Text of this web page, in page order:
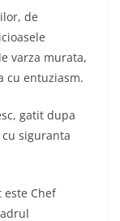
de
varza murata,
cu entuziasm.
gatit dupa
siguranta
Chef